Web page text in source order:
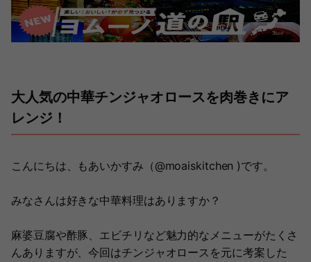
大人気の中華チンジャオロースを肉巻きにア
レンジ！
こんにちは、もあいかすみ（@moaiskitchen )です。
みなさんは好きな中華料理はありますか？
麻婆豆腐や酢豚、エビチリなど魅力的なメニューがたくさ
んありますが、今回はチンジャオロースを元に考案した